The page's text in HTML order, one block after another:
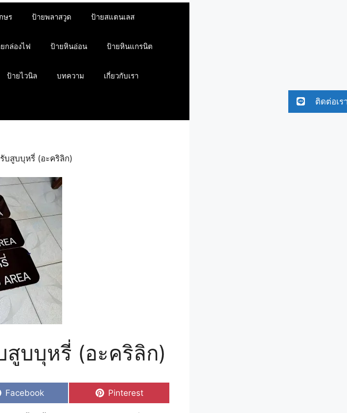
ษร ป้ายพลาสวูด ป้ายสแตนเลส
กล่องไฟ ป้ายหินอ่อน ป้ายหินแกรนิต
ป้ายไวนิล บทความ เกี่ยวกับเรา
บสูบบุหรี่ (อะคริลิก)
บบุหรี่ (อะคริลิก)
Share
Facebook
Share
Pinterest
ติดต่อเร